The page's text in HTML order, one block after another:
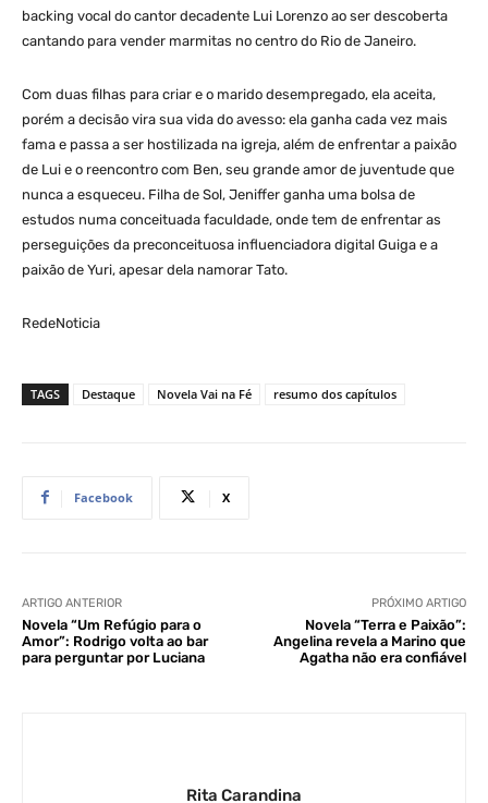
backing vocal do cantor decadente Lui Lorenzo ao ser descoberta
cantando para vender marmitas no centro do Rio de Janeiro.
Com duas filhas para criar e o marido desempregado, ela aceita,
porém a decisão vira sua vida do avesso: ela ganha cada vez mais
fama e passa a ser hostilizada na igreja, além de enfrentar a paixão
de Lui e o reencontro com Ben, seu grande amor de juventude que
nunca a esqueceu. Filha de Sol, Jeniffer ganha uma bolsa de
estudos numa conceituada faculdade, onde tem de enfrentar as
perseguições da preconceituosa influenciadora digital Guiga e a
paixão de Yuri, apesar dela namorar Tato.
RedeNoticia
TAGS Destaque Novela Vai na Fé resumo dos capítulos
Facebook X
ARTIGO ANTERIOR
Novela “Um Refúgio para o
Amor”: Rodrigo volta ao bar
para perguntar por Luciana
PRÓXIMO ARTIGO
Novela “Terra e Paixão”:
Angelina revela a Marino que
Agatha não era confiável
Rita Carandina